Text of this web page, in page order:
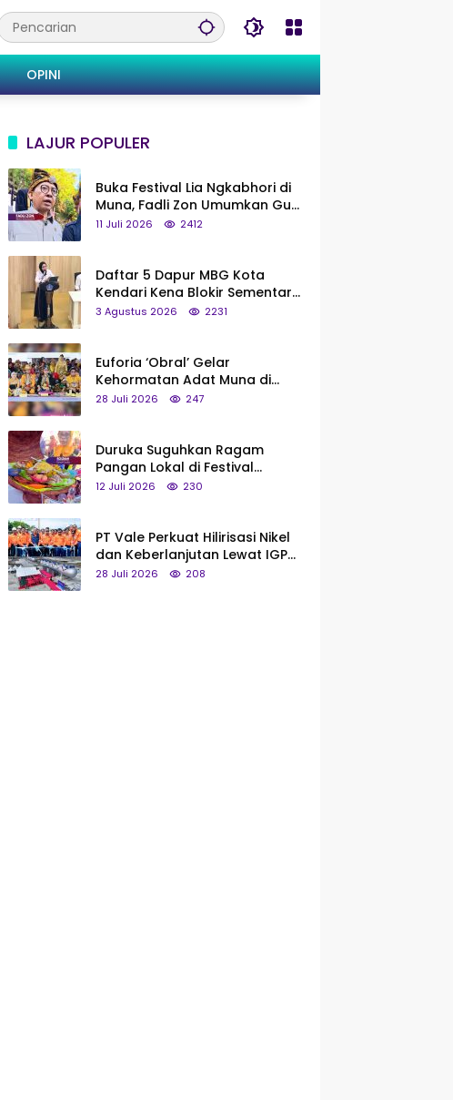
OPINI
LAJUR POPULER
Buka Festival Lia Ngkabhori di
Muna, Fadli Zon Umumkan Gua
Metanduno Segera Naik Status
11 Juli 2026 2412
Daftar 5 Dapur MBG Kota
Kendari Kena Blokir Sementara
dari Pusat
3 Agustus 2026 2231
Euforia ‘Obral’ Gelar
Kehormatan Adat Muna di
Silaturahmi KKMM, Ridwan Bae:
28 Juli 2026 247
Duruka Suguhkan Ragam
Pangan Lokal di Festival
Liangkobhori, Dari Umbi Rebus
12 Juli 2026 230
PT Vale Perkuat Hilirisasi Nikel
dan Keberlanjutan Lewat IGP
Morowali
28 Juli 2026 208